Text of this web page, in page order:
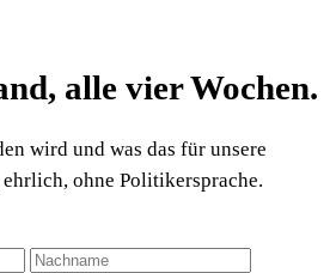
alle vier Wochen.
wird und was das für unsere
ohne Politikersprache.